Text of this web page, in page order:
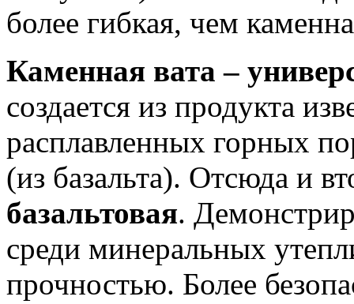
более гибкая, чем
Каменная вата –
создается из продукта
расплавленных горных
(из базальта). Отсюда и
базальтовая.
среди минеральных
прочностью. Более